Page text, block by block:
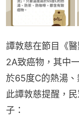
譚敦慈在節目《
2A致癌物，其中
於65度C的熱湯
此譚敦慈提醒，
子：